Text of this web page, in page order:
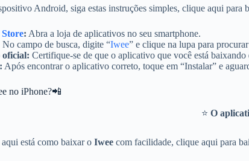
Android, siga estas instruções simples, clique aqui para
: Abra a loja de aplicativos no seu smartphone.
No campo de busca, digite “Iwee” e clique na lupa para
oficial: Certifique-se de que o aplicativo que você está baixando
Após encontrar o aplicativo correto, toque em “Instalar” e
no iPhone?📲
⭐ O
está como baixar o Iwee com facilidade, clique aqui para